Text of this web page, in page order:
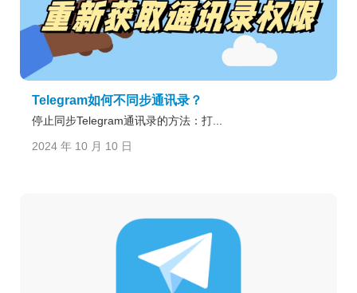
Telegram如何不同步通讯录？
停止同步Telegram通讯录的方法：打...
2024 年 10 月 10 日